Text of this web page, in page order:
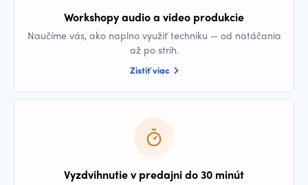
Workshopy audio a video produkcie
Naučíme vás, ako naplno využiť techniku — od natáčania
až po strih.
Zistiť viac
Vyzdvihnutie v predajni do 30 minút